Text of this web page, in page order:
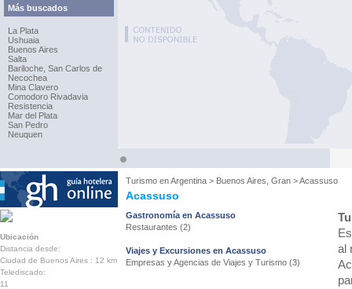
Más buscados
La Plata
Ushuaia
Buenos Aires
Salta
Bariloche, San Carlos de
Necochea
Mina Clavero
Comodoro Rivadavia
Resistencia
Mar del Plata
San Pedro
Neuquen
Turismo enArgentina > Buenos Aires, Gran >Acassuso
Acassuso
Ubicación
Distancia desde:
Ciudad de Buenos Aires : 12 km
Telediscado:
11
Gastronomía en Acassuso
Restaurantes (2)
Viajes y Excursiones en Acassuso
Empresas y Agencias de Viajes y Turismo (3)
al